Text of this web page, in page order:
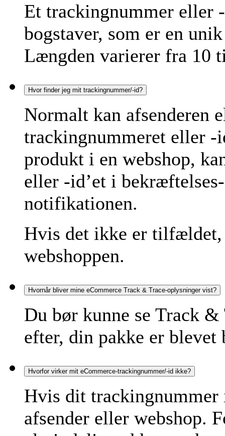
Et trackingnummer eller
bogstaver, som er en
Længden varierer fra 10
Hvor finder jeg mit trackingnummer/-id?
Normalt kan afsenderen
trackingnummeret eller -
produkt i en webshop,
eller -id’et i
notifikationen.
Hvis det ikke er tilfældet,
webshoppen.
Hvornår bliver mine eCommerce Track & Trace-oplysninger vist?
Du bør kunne se Track
efter, din pakke er blevet
Hvorfor virker mit eCommerce-trackingnummer/-id ikke?
Hvis dit
afsender eller webshop.